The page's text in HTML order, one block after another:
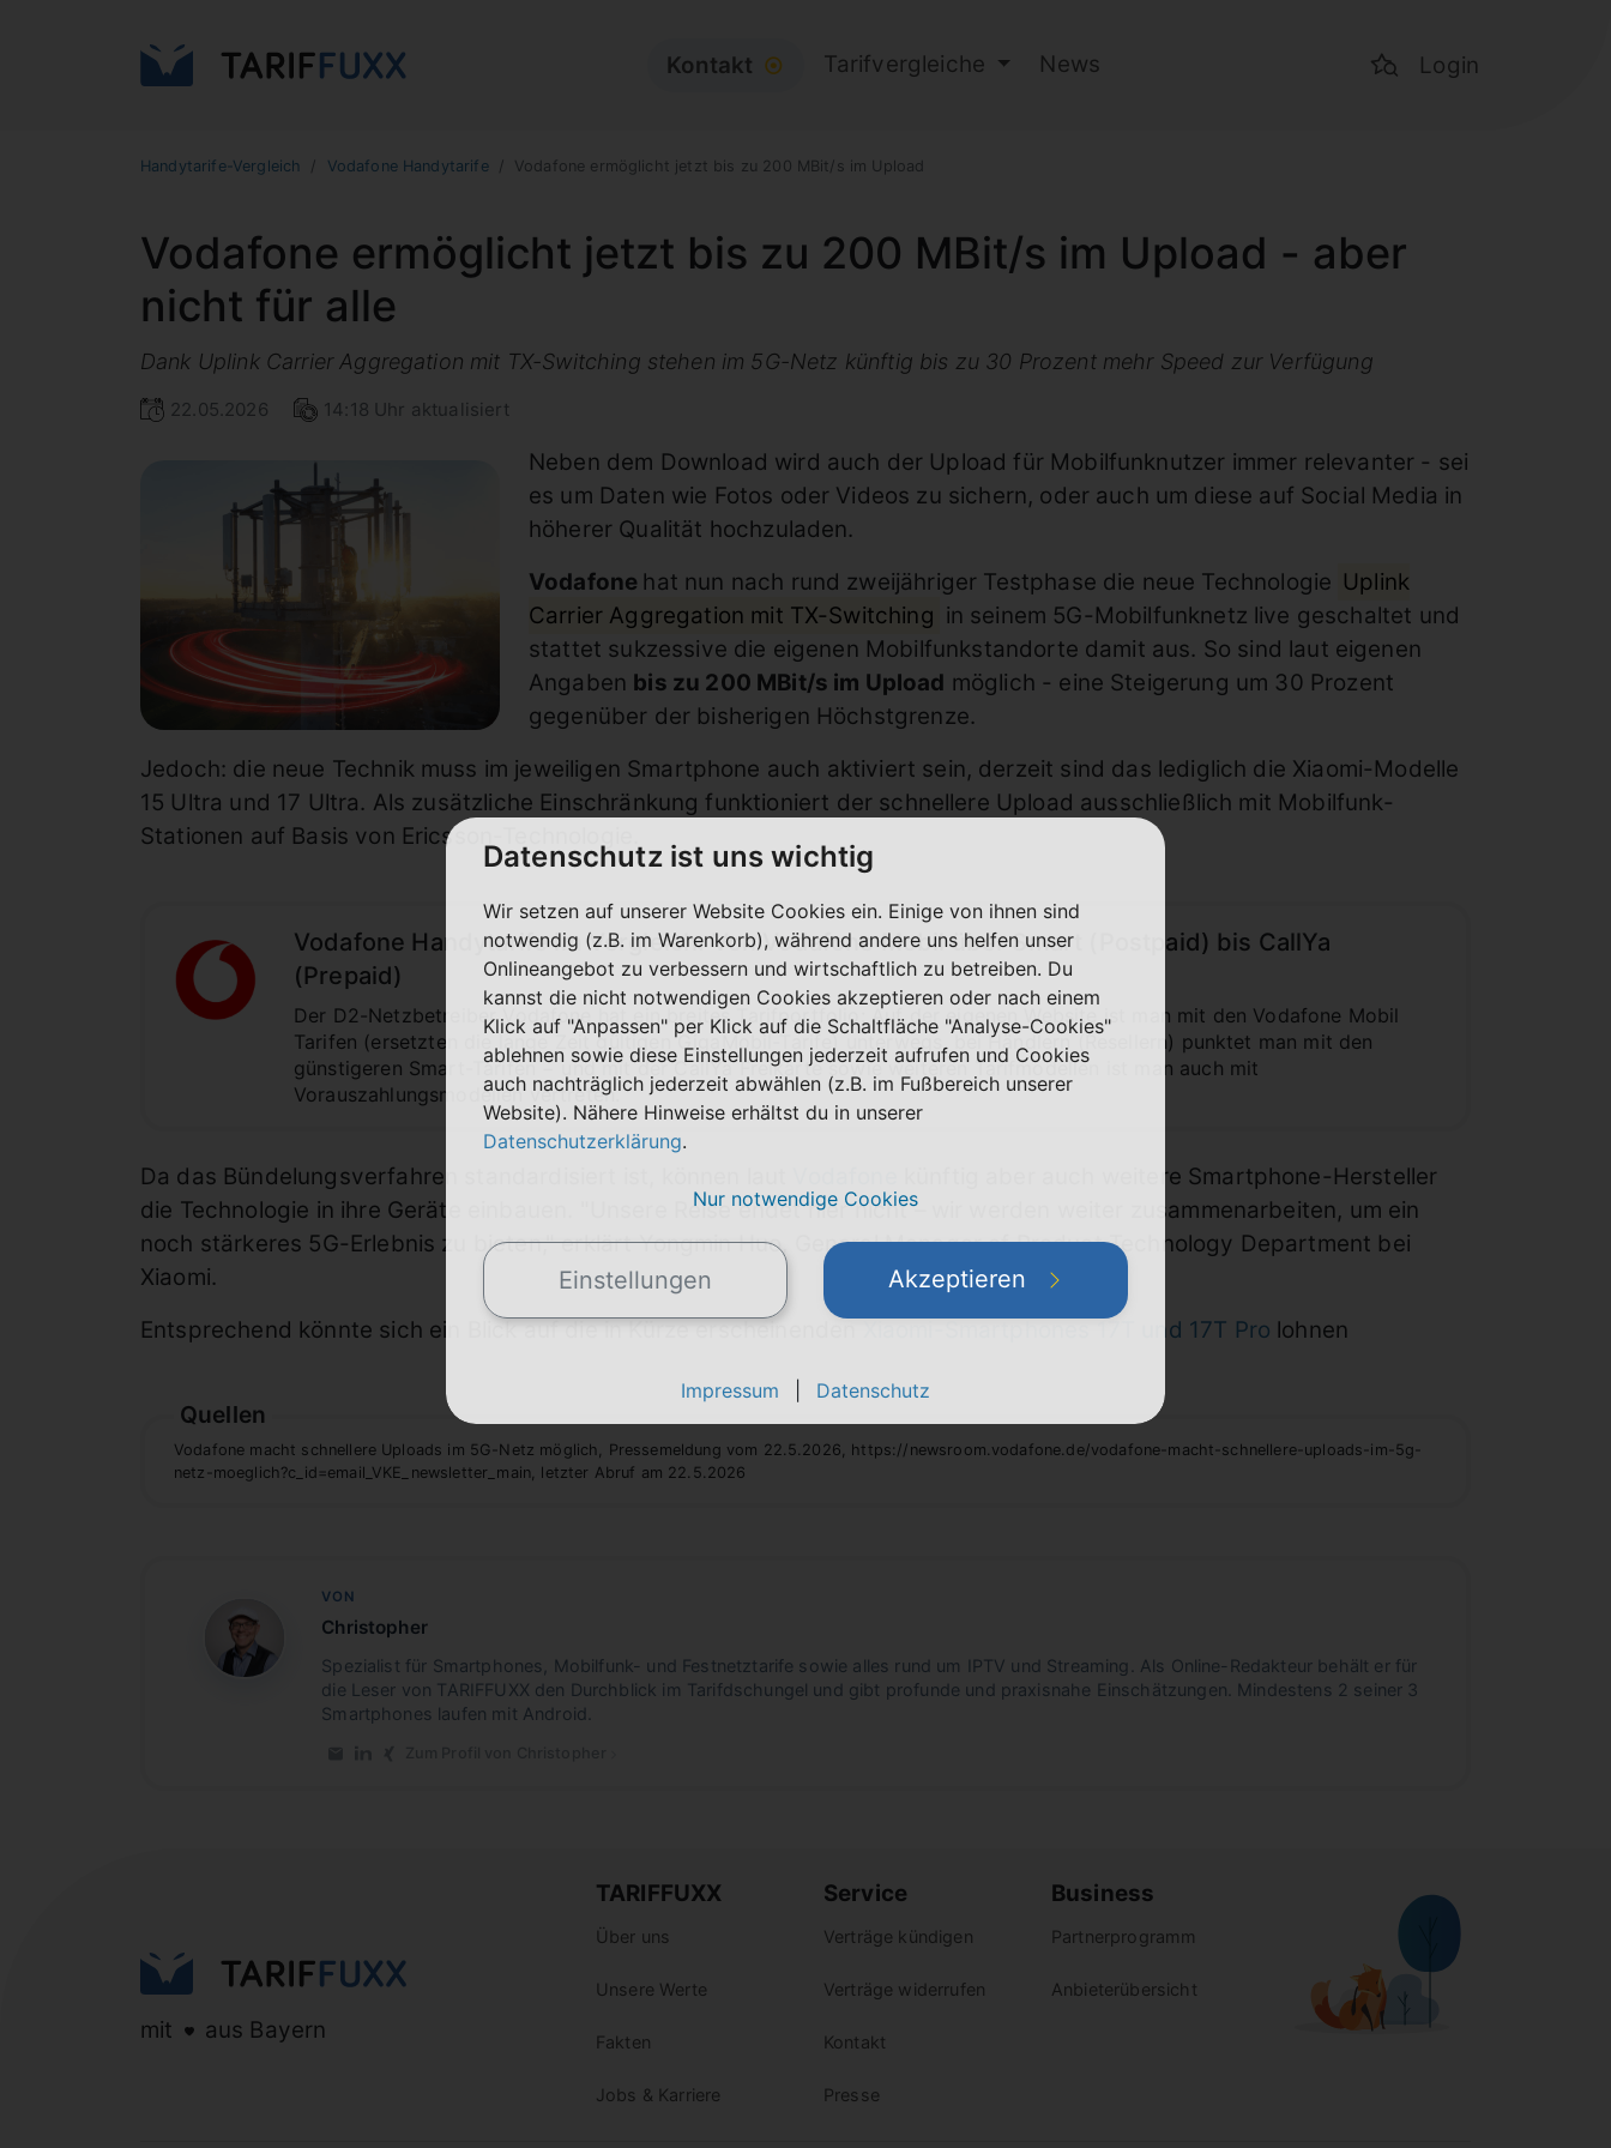
Kontakt ⦿ Tarifvergleiche News Login
Handytarife-Vergleich Vodafone Handytarife Vodafone ermöglicht jetzt bis zu 200 MBit/s im Upload
Vodafone ermöglicht jetzt bis zu 200 MBit/s im Upload - aber
nicht für alle
Dank Uplink Carrier Aggregation mit TX-Switching stehen im 5G-Netz künftig bis zu 30 Prozent mehr Speed zur Verfügung
22.05.2026 14:18 Uhr aktualisiert
Neben dem Download wird auch der Upload für Mobilfunknutzer immer relevanter - sei
es um Daten wie Fotos oder Videos zu sichern, oder auch um diese auf Social Media in
höherer Qualität hochzuladen.
Vodafone hat nun nach rund zweijähriger Testphase die neue Technologie Uplink
Carrier Aggregation mit TX-Switching in seinem 5G-Mobilfunknetz live geschaltet und
stattet sukzessive die eigenen Mobilfunkstandorte damit aus. So sind laut eigenen
Angaben bis zu 200 MBit/s im Upload möglich - eine Steigerung um 30 Prozent
gegenüber der bisherigen Höchstgrenze.
Jedoch: die neue Technik muss im jeweiligen Smartphone auch aktiviert sein, derzeit sind das lediglich die Xiaomi-Modelle
15 Ultra und 17 Ultra. Als zusätzliche Einschränkung funktioniert der schnellere Upload ausschließlich mit Mobilfunk-
Stationen auf Basis von Ericsson-Technologie.
Vodafone Handytarife im Vergleich: Von Vodafone Mobil über Smart (Postpaid) bis CallYa
(Prepaid)
Der D2-Netzbetreiber Vodafone hat ein breites Tarifportfolio: Auf der eigenen Website ist man mit den Vodafone Mobil
Tarifen (ersetzten die lange Zeit gültigen GigaMobil-Tarife) unterwegs, bei Händlern (Resellern) punktet man mit den
günstigeren Smart-Tarifen − und mit der CallYa Freikarte sowie weiteren Tarifmodellen ist man auch mit
Vorauszahlungsmodellen vertreten.
Da das Bündelungsverfahren standardisiert ist, können laut
künftig aber auch weitere Smartphone-Hersteller
die Technologie in ihre Geräte einbauen. "Unsere Reise endet hier nicht – wir werden weiter zusammenarbeiten, um ein
noch stärkeres 5G-Erlebnis zu bieten," erklärt Yongmin Huo, General Manager of Product Technology Department bei
Xiaomi.
Entsprechend könnte sich ein Blick auf die in Kürze erscheinenden
Xiaomi-Smartphones 17T und 17T Pro lohnen
Quellen
Vodafone macht schnellere Uploads im 5G-Netz möglich, Pressemeldung vom 22.5.2026, https://newsroom.vodafone.de/vodafone-macht-schnellere-uploads-im-5g-
netz-moeglich?c_id=email_VKE_newsletter_main, letzter Abruf am 22.5.2026
CB
VON
Christopher
Spezialist für Smartphones, Mobilfunk- und Festnetztarife sowie alles rund um IPTV und Streaming. Als Online-Redakteur behält er für
die Leser von TARIFFUXX den Durchblick im Tarifdschungel und gibt profunde und praxisnahe Einschätzungen. Mindestens 2 seiner 3
Smartphones laufen mit Android.
mit aus Bayern
TARIFFUXX
Über uns
Unsere Werte
Fakten
Jobs & Karriere
Service
Verträge kündigen
Verträge widerrufen
Kontakt
Presse
Business
Partnerprogramm
Anbieterübersicht
Datenschutz ist uns wichtig
Wir setzen auf unserer Website Cookies ein. Einige von ihnen sind
notwendig (z.B. im Warenkorb), während andere uns helfen unser
Onlineangebot zu verbessern und wirtschaftlich zu betreiben. Du
kannst die nicht notwendigen Cookies akzeptieren oder nach einem
Klick auf "Anpassen" per Klick auf die Schaltfläche "Analyse-Cookies"
ablehnen sowie diese Einstellungen jederzeit aufrufen und Cookies
auch nachträglich jederzeit abwählen (z.B. im Fußbereich unserer
Website). Nähere Hinweise erhältst du in unserer
Datenschutzerklärung.
Nur notwendige Cookies
Einstellungen Akzeptieren
Impressum Datenschutz